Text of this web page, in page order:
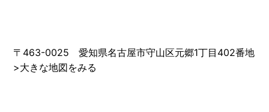
〒463-0025 愛知県名古屋市守山区元郷1丁目402番地
>大きな地図をみる